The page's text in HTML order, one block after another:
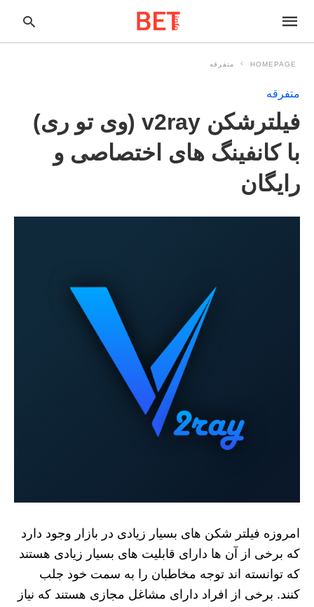
HOMEPAGE متفرقه
متفرقه
فیلترشکن v2ray (وی تو ری)
با کانفینگ های اختصاصی و
رایگان
امروزه فیلتر شکن های بسیار زیادی در بازار وجود دارد
که برخی از آن ها دارای قابلیت‌‌ های بسیار زیادی هستند
که توانسته‌ اند توجه مخاطبان را به سمت خود جلب
کنند‌. برخی از افراد دارای مشاغل مجازی هستند که نیاز